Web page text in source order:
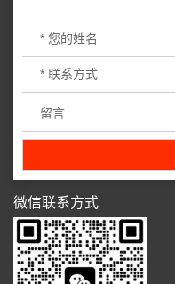
微信联系方式